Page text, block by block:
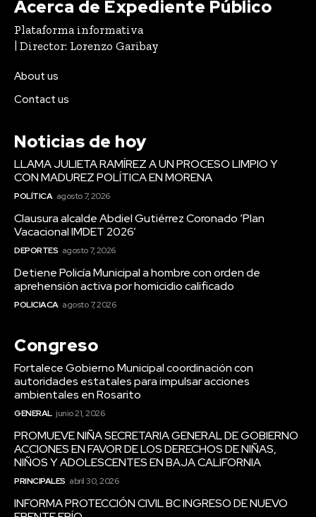
Acerca de Expediente Público
Plataforma informativa
| Director: Lorenzo Garibay
About us
Contact us
Noticias de hoy
LLAMA JULIETA RAMÍREZ A UN PROCESO LIMPIO Y
CON MADUREZ POLÍTICA EN MORENA
POLÍTICA agosto 7, 2026
Clausura alcalde Abdiel Gutiérrez Coronado ‘Plan
Vacacional IMDET 2026’
DEPORTES agosto 7, 2026
Detiene Policía Municipal a hombre con orden de
aprehensión activa por homicidio calificado
POLICIACA agosto 7, 2026
Congreso
Fortalece Gobierno Municipal coordinación con
autoridades estatales para impulsar acciones
ambientales en Rosarito
GENERAL junio 21, 2026
PROMUEVE NIÑA SECRETARIA GENERAL DE GOBIERNO
ACCIONES EN FAVOR DE LOS DERECHOS DE NIÑAS,
NIÑOS Y ADOLESCENTES EN BAJA CALIFORNIA
PRINCIPALES abril 30, 2026
INFORMA PROTECCIÓN CIVIL BC INGRESO DE NUEVO